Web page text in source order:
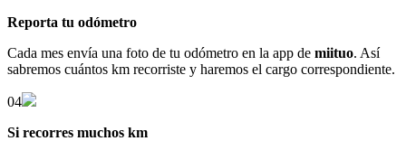
Reporta tu odómetro
Cada mes envía una foto de tu odómetro en la app de miituo. Así
sabremos cuántos km recorriste y haremos el cargo correspondiente.
04
Si recorres muchos km